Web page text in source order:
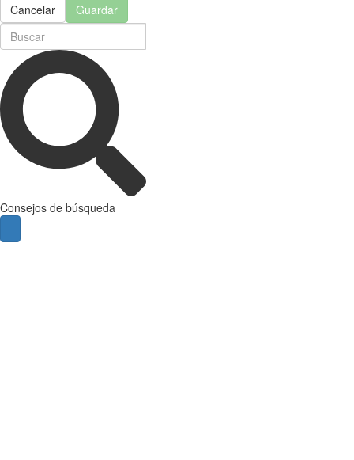
Cancelar Guardar
Consejos de búsqueda